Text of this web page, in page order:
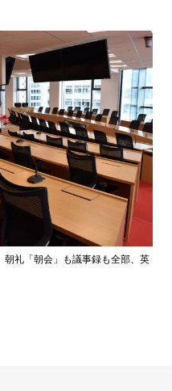
礼「朝会」も議事録も全部、英